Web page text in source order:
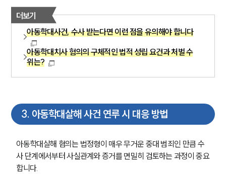
더보기
아동학대사건, 수사 받는다면 이런 점을 유의해야 합니다
아동학대치사 혐의의 구체적인 법적 성립 요건과 처벌 수
위는?
3. 아동학대살해 사건 연루 시 대응 방법
아동학대살해 혐의는 법정형이 매우 무거운 중대 범죄인 만큼 수
사 단계에서부터 사실관계와 증거를 면밀히 검토하는 과정이 중요
합니다.